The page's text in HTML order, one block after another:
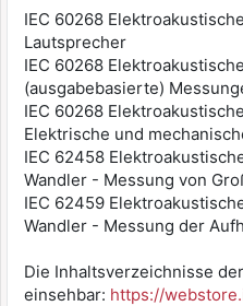
IEC 60268
Lautsprecher
IEC 60268
(ausgabebasierte)
IEC 60268
Elektrische und
IEC 62458
Wandler - Messung von
IEC 62459
Wandler - Messung der
Die Inhaltsverzeichnisse
einsehbar: https://